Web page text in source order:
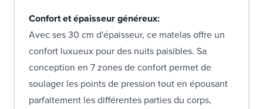
Confort et épaisseur généreux:
Avec ses 30 cm d'épaisseur, ce matelas offre un
confort luxueux pour des nuits paisibles. Sa
conception en 7 zones de confort permet de
soulager les points de pression tout en épousant
parfaitement les différentes parties du corps,